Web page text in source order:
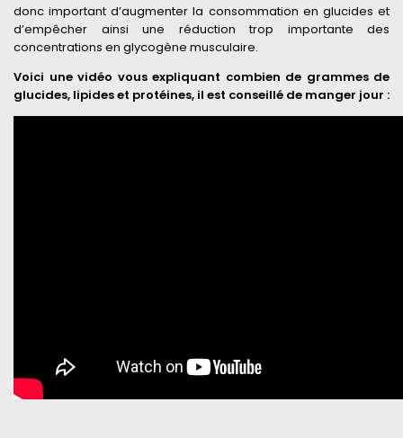
donc important d’augmenter la consommation en glucides et
d’empêcher ainsi une réduction trop importante des
concentrations en glycogène musculaire.
Voici une vidéo vous expliquant combien de grammes de
glucides, lipides et protéines, il est conseillé de manger jour :